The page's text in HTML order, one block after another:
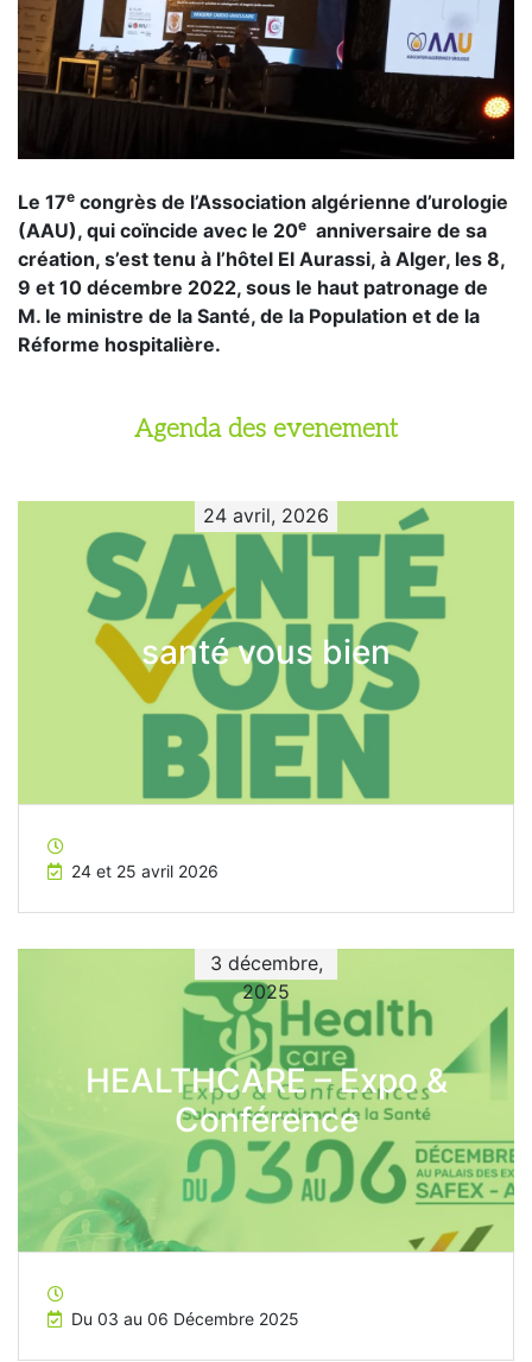
Le 17e congrès de l’Association algérienne d’urologie
(AAU), qui coïncide avec le 20e anniversaire de sa
création, s’est tenu à l’hôtel El Aurassi, à Alger, les 8,
9 et 10 décembre 2022, sous le haut patronage de
M. le ministre de la Santé, de la Population et de la
Réforme hospitalière.
Agenda des evenement
24 avril, 2026
santé vous bien
24 et 25 avril 2026
3 décembre,
2025
HEALTHCARE – Expo &
Conférence
Du 03 au 06 Décembre 2025